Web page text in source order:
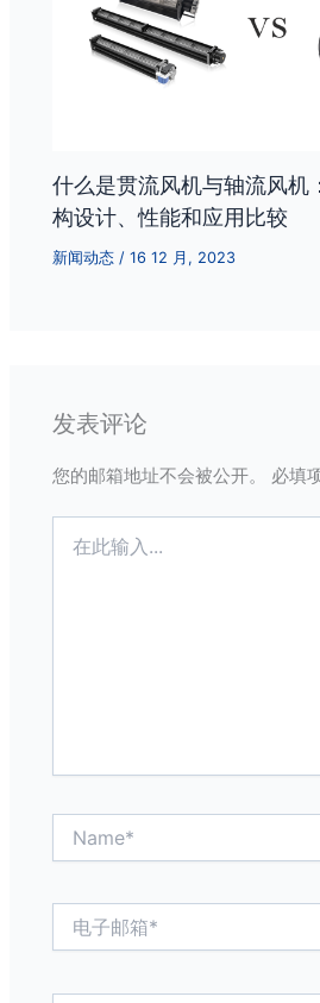
什么是贯流风机与轴流风机
构设计、性能和应用比较
新闻动态 /16 12 月, 2023
发表评论
您的邮箱地址不会被公开。 必填